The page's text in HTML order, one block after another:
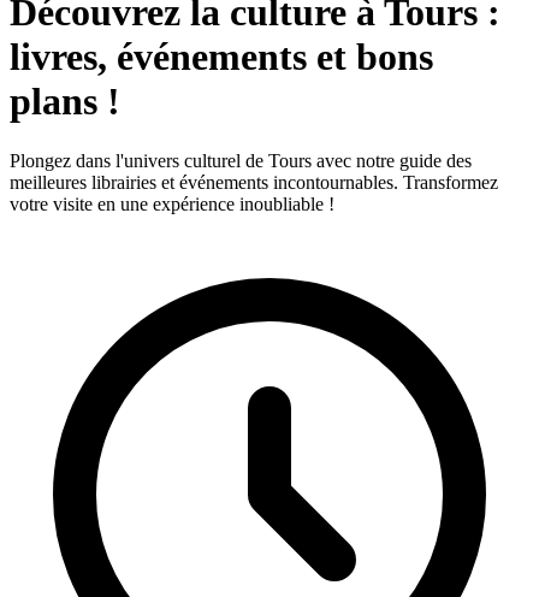
Découvrez la culture à Tours :
livres, événements et bons
plans !
Plongez dans l'univers culturel de Tours avec notre guide des
meilleures librairies et événements incontournables. Transformez
votre visite en une expérience inoubliable !